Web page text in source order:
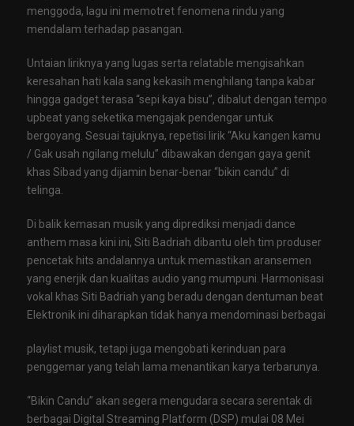
menggoda, lagu ini memotret fenomena rindu yang
mendalam terhadap pasangan.
Untaian liriknya yang lugas serta relatable mengisahkan
keresahan hati kala sang kekasih menghilang tanpa kabar
hingga gadget terasa “sepi kaya bisu”, dibalut dengan tempo
upbeat yang seketika mengajak pendengar untuk
bergoyang. Sesuai tajuknya, repetisi lirik “Aku kangen kamu
/ Gak usah ngilang melulu” dibawakan dengan gaya genit
khas Sibad yang dijamin benar-benar “bikin candu” di
telinga.
Di balik kemasan musik yang diprediksi menjadi dance
anthem masa kini ini, Siti Badriah dibantu oleh tim produser
pencetak hits andalannya untuk memastikan aransemen
yang enerjik dan kualitas audio yang mumpuni. Harmonisasi
vokal khas Siti Badriah yang beradu dengan dentuman beat
Elektronik ini diharapkan tidak hanya mendominasi berbagai
playlist musik, tetapi juga mengobati kerinduan para
penggemar yang telah lama menantikan karya terbarunya.
“Bikin Candu” akan segera mengudara secara serentak di
berbagai Digital Streaming Platform (DSP) mulai 08 Mei